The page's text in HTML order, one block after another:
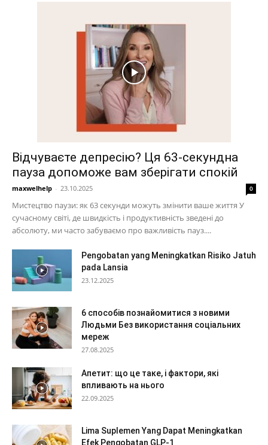
Відчуваєте депресію? Ця 63-секундна
пауза допоможе вам зберігати спокій
maxwelhelp - 23.10.2025 0
Мистецтво паузи: як 63 секунди можуть змінити ваше життя У
сучасному світі, де швидкість і продуктивність зведені до
абсолюту, ми часто забуваємо про важливість пауз....
Pengobatan yang Meningkatkan Risiko Jatuh
pada Lansia
23.12.2025
6 способів познайомитися з новими
Людьми Без використання соціальних
мереж
27.08.2025
Апетит: що це таке, і фактори, які
впливають на нього
22.09.2025
Lima Suplemen Yang Dapat Meningkatkan
Efek Pengobatan GLP-1